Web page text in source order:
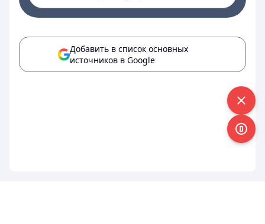
Добавить в список основных
источников в Google